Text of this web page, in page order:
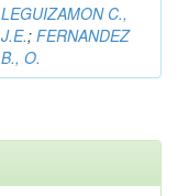
LEGUIZAMON C.,
J.E.; FERNANDEZ
B., O.